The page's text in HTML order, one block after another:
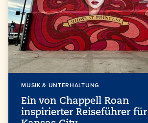
MUSIK & UNTERHALTUNG
Ein von Chappell Roan
inspirierter Reiseführer für